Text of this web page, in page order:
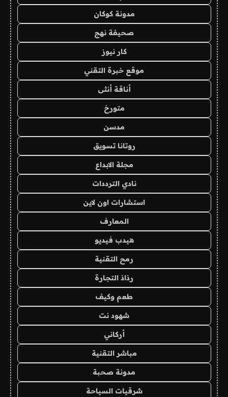
مدونة كوكان
صحيفة نهج
كار نيوز
موقع خبرة التقني
أناقة أنثى
متورخ
مدسن
روتانا تسويق
مجلة الابداع
نادي الترددات
استشارات اون لاين
المعارف
هيدب فيديو
رمح التقنية
رذاذ التجارة
طعم وكيف
شهود نت
أركاني
مباشر التقنية
مدونة صحبة
شرقيات السياحة